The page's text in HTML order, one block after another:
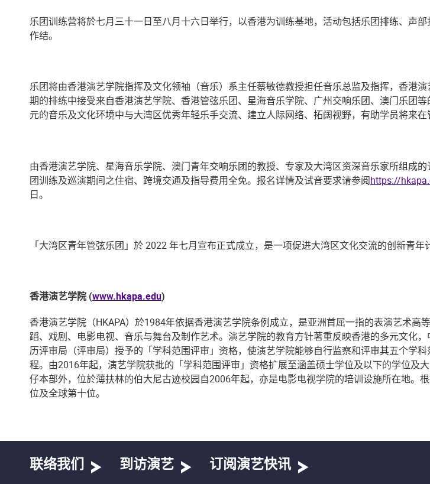
乐团训练营将於七月三十一日至八月十六日举行，以香港为训练基地，活动包括乐团排练、声
作结。
乐团将由香港演艺学院指挥及文化领袖（音乐）系主任蔡敏德教授担任音乐总监及指挥，香港
期的排练中接受来自香港演艺学院、香港管弦乐团、星海音乐学院、广州交响乐团、澳门乐团
元的音乐及文化环境中与大湾区优秀年轻乐手交流、建立人际网络、拓阔视野，有助学员将来在
由香港演艺学院、星海音乐学院、澳门青年交响乐团的教授、专家及大湾区资深音乐家所组成
团训练及巡演期间之住宿、跨境交通及指导费用全免。报名详情及试音要求请参阅https://
日。
「大湾区青年管弦乐团」於 2022 年七月宣布正式成立，是一项促进大湾区文化交流的创新青年
香港演艺学院 (www.hkapa.edu)
香港演艺学院（HKAPA）於1984年依据香港演艺学院条例成立，是亚洲首屈一指的表演艺术
蹈、戏剧、电影电视、音乐与舞台及制作艺术。演艺学院的教育方针著重反映香港的多元文化
历评审局（评审局）授予的「学科范围评审」资格，使演艺学院能够自行监察和评审其五个学
程。由2016年起，演艺学院获批的「学科范围评审」资格扩展至涵盖硕士学位及以下的学位
仔本部外，位於薄扶林的伯大尼古迹校园自2006年起，亦是电影电视学院的培训设施所在地。
位及全球第十位。
联络我们 到访演艺 订阅演艺快讯